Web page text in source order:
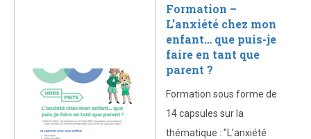
Formation –
L’anxiété chez mon
enfant… que puis-je
faire en tant que
parent ?
Formation sous forme de
14 capsules sur la
thématique : "L’anxiété